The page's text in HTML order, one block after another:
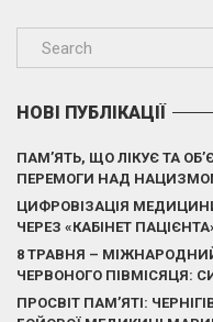
НОВІ ПУБЛІКАЦІЇ
ПАМ’ЯТЬ, ЩО ЛІКУЄ ТА
ПЕРЕМОГИ НАД
ЦИФРОВІЗАЦІЯ
ЧЕРЕЗ «КАБІНЕТ
8 ТРАВНЯ –
ЧЕРВОНОГО ПІВМІСЯЦЯ:
ПРОСВІТ ПАМ’ЯТІ: